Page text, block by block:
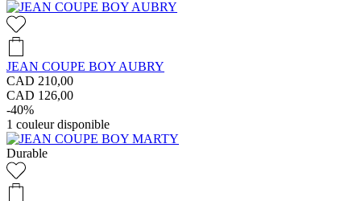
JEAN COUPE BOY AUBRY
CAD 210,00
CAD 126,00
-40%
1 couleur disponible
Durable